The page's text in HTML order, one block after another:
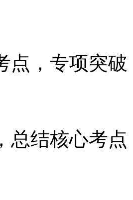
点，专项突
总结核心考